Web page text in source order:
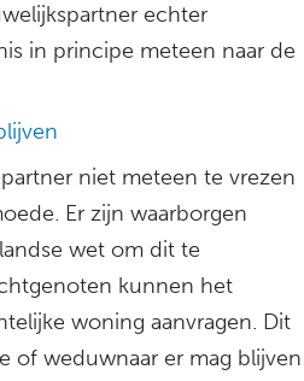
echter
in principe meteen naar de
niet meteen te vrezen
Er zijn waarborgen
wet om dit te
kunnen het
woning aanvragen. Dit
of weduwnaar er mag blijven